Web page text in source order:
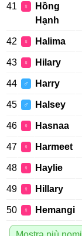
41 ♀
Hồng
Hạnh
42 ♀ Halima
43 ♀ Hilary
44 ♂ Harry
45 ♂ Halsey
46 ♀ Hasnaa
47 ♀ Harmeet
48 ♀ Haylie
49 ♀ Hillary
50 ♀ Hemangi